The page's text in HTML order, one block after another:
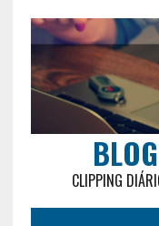
CLIPPING